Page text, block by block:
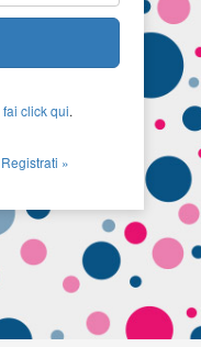
fai click qui.
Registrati »